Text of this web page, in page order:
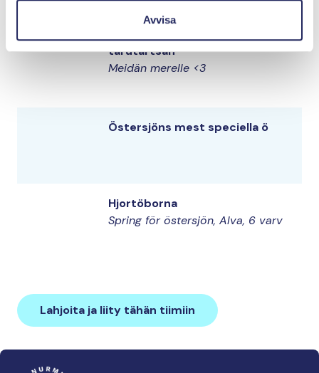
Avvisa
tarutartsan
Meidän merelle <3
Östersjöns mest speciella ö
Hjortöborna
Spring för östersjön, Alva, 6 varv
Lahjoita ja liity tähän tiimiin